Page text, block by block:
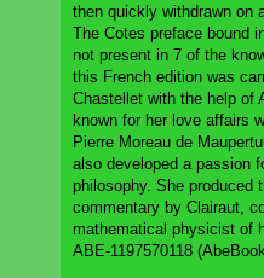
then quickly withdrawn on
The Cotes preface bound
not present in 7 of the
this French edition was
Chastellet with the help of
known for her love affairs
Pierre Moreau de
also developed a passion
philosophy. She produced
commentary by Clairaut,
mathematical physicist of
ABE-1197570118